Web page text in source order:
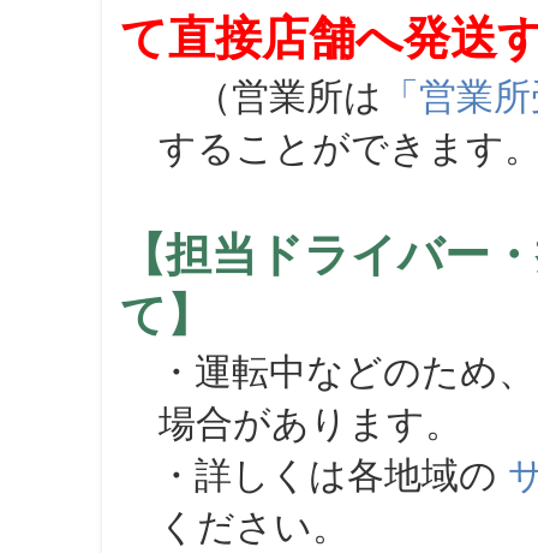
て直接店舗へ発送
（営業所は 「営業
することができます
【担当ドライバー
て】
・運転中などのため
場合があります。
・詳しくは各地域の
ください。